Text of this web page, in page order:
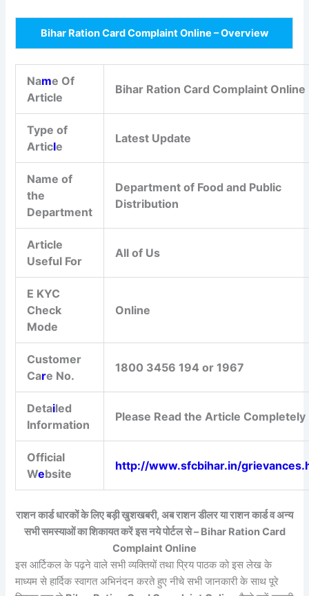
Bihar Ration Card Complaint Online – Overview
Name Of
Article
Bihar Ration Card Complaint Online
Type of
Article
Latest Update
Name of
the
Department
Department of Food and Public
Distribution
Article
Useful For
All of Us
E KYC
Check
Mode
Online
Customer
Care No.
1800 3456 194 or 1967
Detailed
Information
Please Read the Article Completely
Official
Website
http://www.sfcbihar.in/
राशन कार्ड धारकों के लिए बड़ी खुशखबरी, अब राशन डीलर या राशन कार्ड व अन्य
सभी समस्याओं का शिकायत करें इस नये पोर्टल से – Bihar Ration Card
Complaint Online
इस आर्टिकल के पढ़ने वाले सभी व्यक्तियों तथा प्रिय पाठक को इस लेख के
माध्यम से हार्दिक स्वागत अभिनंदन करते हुए नीचे सभी जानकारी के साथ पूरे